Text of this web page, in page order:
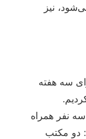
نیز
سه هفته
نفر همراه
دو مکتب